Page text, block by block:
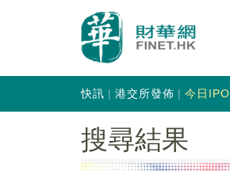
快訊 港交所發佈 今日IPO
搜尋結果